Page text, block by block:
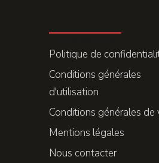
Politique de
Conditions générales
d'utilisation
Conditions générales de
Mentions légales
Nous contacter